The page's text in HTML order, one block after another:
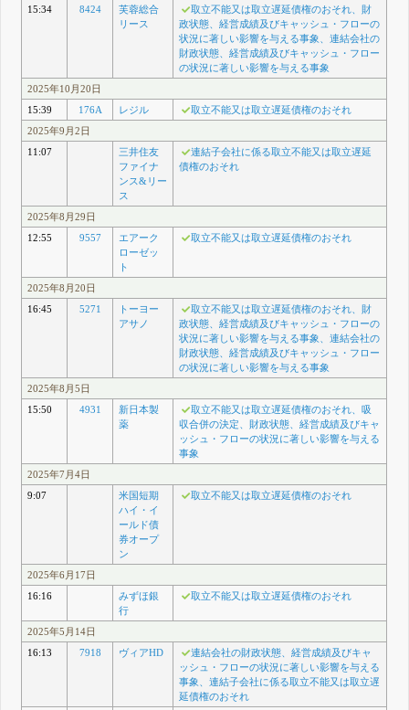
15:34
8424
芙蓉総合
リース
取立不能又は取立遅延債権のおそれ、財
政状態、経営成績及びキャッシュ・フローの
状況に著しい影響を与える事象、連結会社の
財政状態、経営成績及びキャッシュ・フロー
の状況に著しい影響を与える事象
2025年10月20日
15:39
176A レジル
取立不能又は取立遅延債権のおそれ
2025年9月2日
11:07
三井住友
ファイナ
ンス&リー
ス
連結子会社に係る取立不能又は取立遅延
債権のおそれ
2025年8月29日
12:55
9557
エアーク
ローゼッ
ト
取立不能又は取立遅延債権のおそれ
2025年8月20日
16:45
5271
トーヨー
アサノ
取立不能又は取立遅延債権のおそれ、財
政状態、経営成績及びキャッシュ・フローの
状況に著しい影響を与える事象、連結会社の
財政状態、経営成績及びキャッシュ・フロー
の状況に著しい影響を与える事象
2025年8月5日
15:50
4931
新日本製
薬
取立不能又は取立遅延債権のおそれ、吸
収合併の決定、財政状態、経営成績及びキャ
ッシュ・フローの状況に著しい影響を与える
事象
2025年7月4日
9:07
米国短期
ハイ・イ
ールド債
券オープ
ン
取立不能又は取立遅延債権のおそれ
2025年6月17日
16:16
みずほ銀
行
取立不能又は取立遅延債権のおそれ
2025年5月14日
16:13
7918 ヴィアHD
連結会社の財政状態、経営成績及びキャ
ッシュ・フローの状況に著しい影響を与える
事象、連結子会社に係る取立不能又は取立遅
延債権のおそれ